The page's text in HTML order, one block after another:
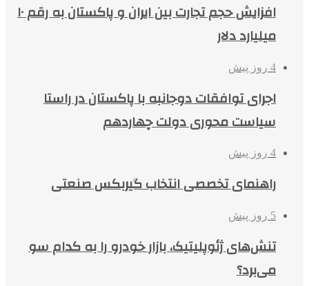
افزایش حجم تجارت بین ایران و پاکستان به رقم ۱۰
میلیارد دلار
4 روز پیش
اجرای توافقات دوجانبه با پاکستان در راستا
سیاست محوری دولت چهاردهم
4 روز پیش
راهنمای تخصصی انتخاب گیربکس صنعتی
5 روز پیش
تنش‌های ژئوپلیتیک، بازار خودرو را به کدام سو
می‌برد؟